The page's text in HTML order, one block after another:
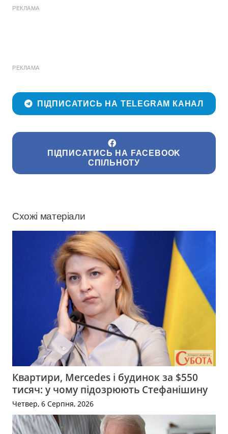
РЕКЛАМА
РЕКЛАМА
ПІДПИСАТИСЬ НА TELEGRAM КАНАЛ
ПІДПИСАТИСЬ НА FACEBOOK
СПІЛЬНОТУ
Схожі матеріали
Квартири, Mercedes і будинок за $550
тисяч: у чому підозрюють Стефанішину
Четвер, 6 Серпня, 2026